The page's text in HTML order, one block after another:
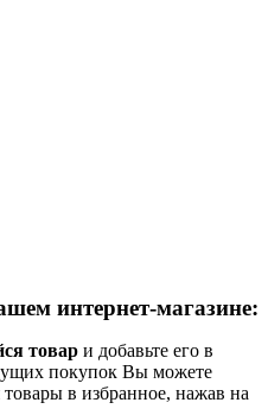
интернет-магазине:
товар и добавьте его в
покупок Вы можете
в избранное, нажав на